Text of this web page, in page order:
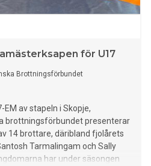
för U17
Brottningsförbundet
EM av stapeln i Skopje,
brottningsförbundet presenterar
14 brottare, däribland fjolårets
Tarmalingam och Sally
har under säsongen